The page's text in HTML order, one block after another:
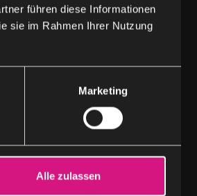
führen diese Informationen
sie im Rahmen Ihrer Nutzung
Marketing
Alle zulassen